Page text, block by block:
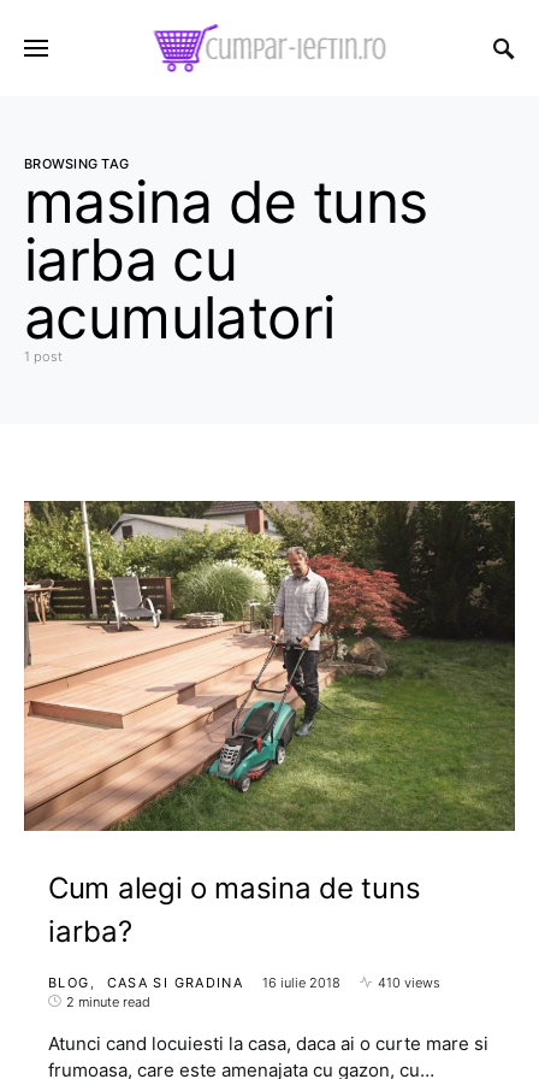
BROWSING TAG
masina de tuns
iarba cu
acumulatori
1 post
Cum alegi o masina de tuns
iarba?
BLOG CASA SI GRADINA 16 iulie 2018
410 views
2 minute read
Atunci cand locuiesti la casa, daca ai o curte mare si
frumoasa, care este amenajata cu gazon, cu…